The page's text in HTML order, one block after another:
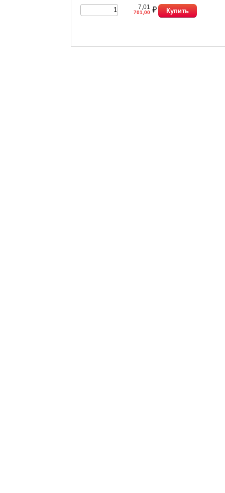
7,01
701,00 Купить